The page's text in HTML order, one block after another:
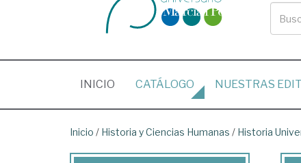
INICIO (CURRENT)
CATÁLOGO NUESTRAS
Inicio / Historia y Ciencias Humanas / Historia